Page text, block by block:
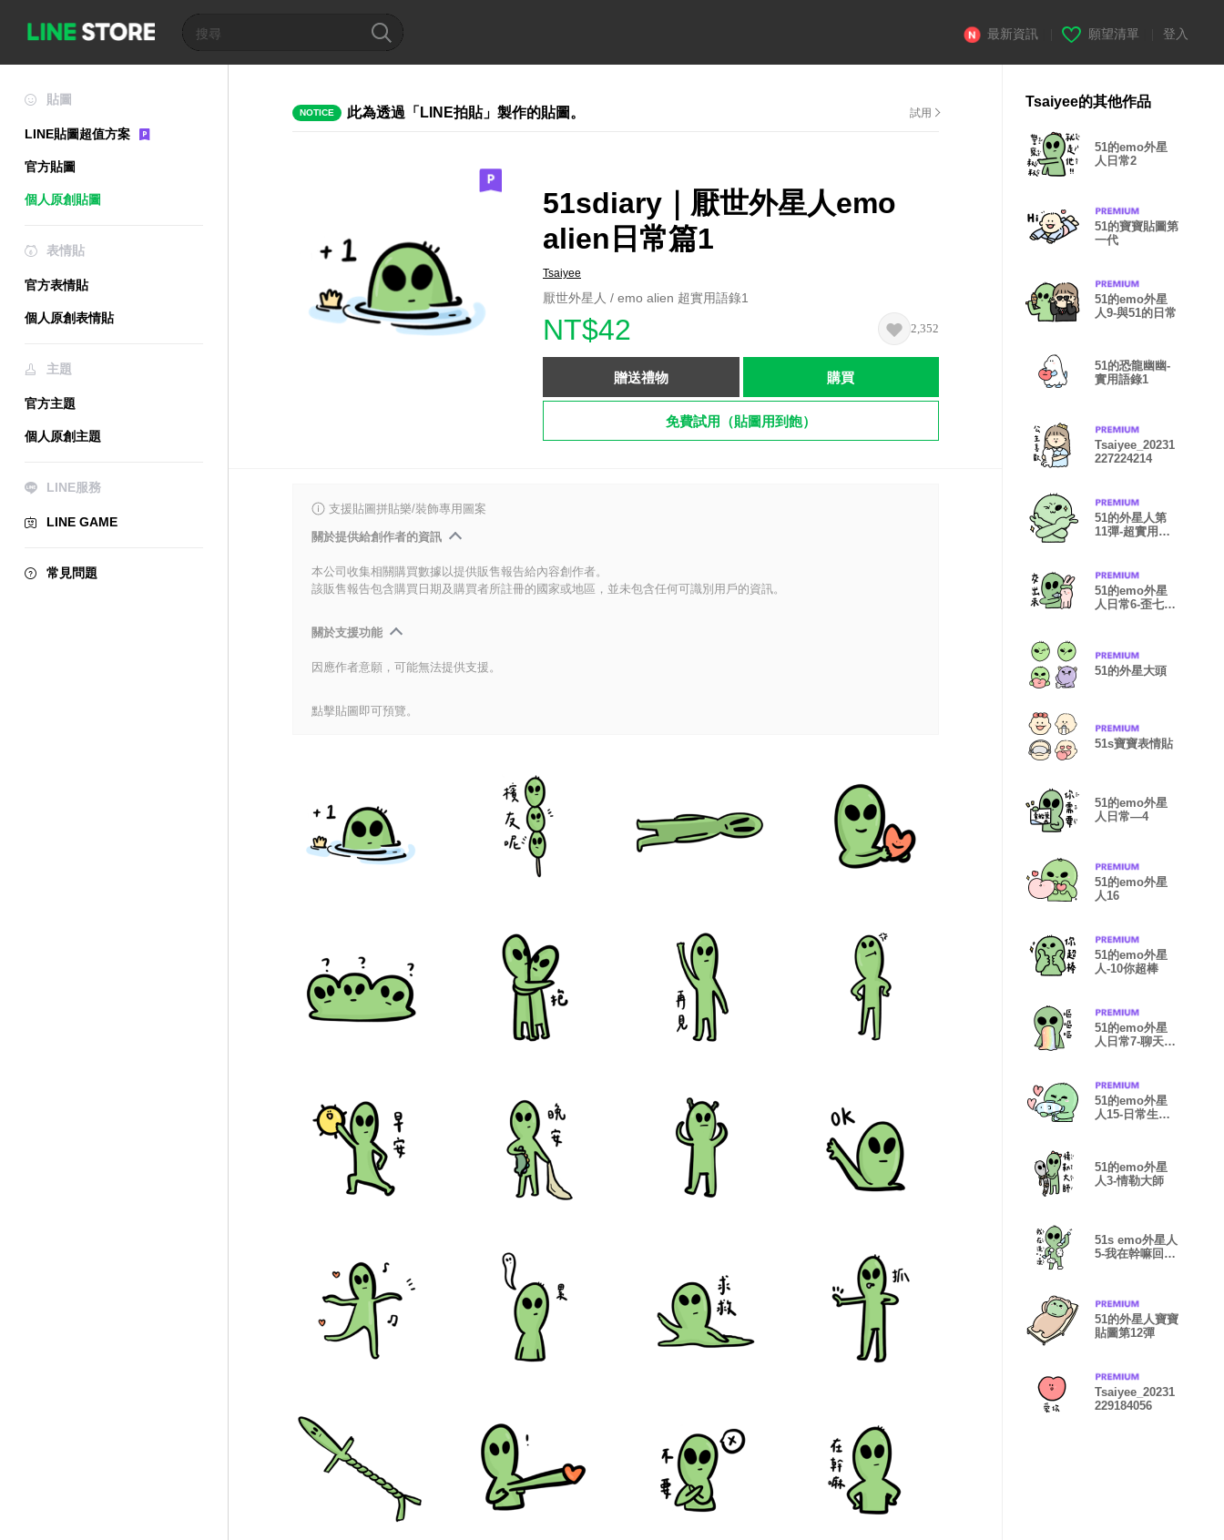
最新資訊 願望清單 登入
貼圖
LINE貼圖超值方案
官方貼圖
個人原創貼圖
表情貼
官方表情貼
個人原創表情貼
主題
官方主題
個人原創主題
LINE服務
LINE GAME
常見問題
NOTICE 此為透過「LINE拍貼」製作的貼圖。 試用
51sdiary｜厭世外星人emo
alien日常篇1
Tsaiyee
厭世外星人 / emo alien 超實用語錄1
NT$42 2,352
贈送禮物 購買
免費試用（貼圖用到飽）
支援貼圖拼貼樂/裝飾專用圖案
關於提供給創作者的資訊
本公司收集相關購買數據以提供販售報告給內容創作者。
該販售報告包含購買日期及購買者所註冊的國家或地區，並未包含任何可識別用戶的資訊。
關於支援功能
因應作者意願，可能無法提供支援。
點擊貼圖即可預覽。
Tsaiyee的其他作品
51的emo外星
人日常2
51的寶寶貼圖第
一代
51的emo外星
人9-與51的日常
51的恐龍幽幽-
實用語錄1
Tsaiyee_20231
227224214
51的外星人第
11彈-超實用貼
51的emo外星
人日常6-歪七扭
51的外星大頭
51s寶寶表情貼
51的emo外星
人日常—4
51的emo外星
人16
51的emo外星
人-10你超棒
51的emo外星
人日常7-聊天室
51的emo外星
人15-日常生活
51的emo外星
人3-情勒大師
51s emo外星人
5-我在幹嘛回覆
51的外星人寶寶
貼圖第12彈
Tsaiyee_20231
229184056